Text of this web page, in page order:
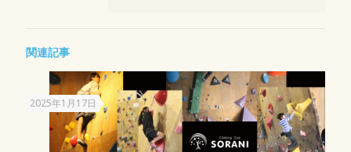
関連記事
2025年1月17日